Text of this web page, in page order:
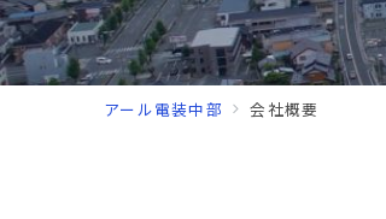
アール電装中部 会社概要